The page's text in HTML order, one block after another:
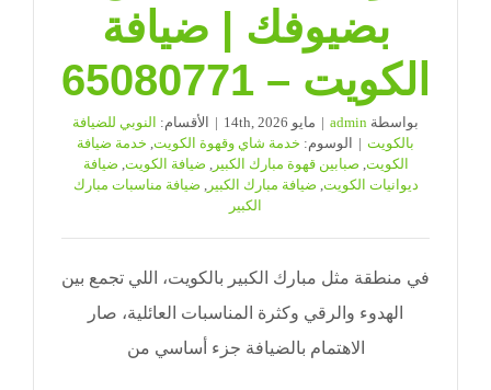
بضيوفك | ضيافة
الكويت – 65080771
بواسطة admin
| مايو 14th, 2026 | الأقسام: النوبي للضيافة
بالكويت | الوسوم: خدمة شاي وقهوة الكويت خدمة ضيافة
الكويت صبابين قهوة مبارك الكبير ضيافة الكويت ضيافة
ديوانيات الكويت ضيافة مبارك الكبير
ضيافة مناسبات مبارك
الكبير
في منطقة مثل مبارك الكبير بالكويت، اللي تجمع بين
الهدوء والرقي وكثرة المناسبات العائلية، صار
الاهتمام بالضيافة جزء أساسي من